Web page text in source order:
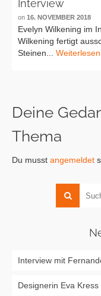
Interview
on 16. NOVEMBER 2018
Evelyn Wilkening im
Wilkening fertigt
Steinen... Weiterlesen
Deine
Thema
Du musst angemeldet
Interview mit
Designerin Eva